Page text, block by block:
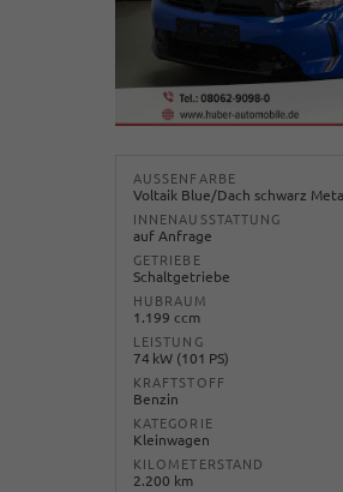
AUSSENFARBE
Voltaik Blue/Dach schwarz
INNENAUSSTATTUNG
auf Anfrage
GETRIEBE
Schaltgetriebe
HUBRAUM
1.199 ccm
LEISTUNG
74 kW (101 PS)
KRAFTSTOFF
Benzin
KATEGORIE
Kleinwagen
KILOMETERSTAND
2.200 km